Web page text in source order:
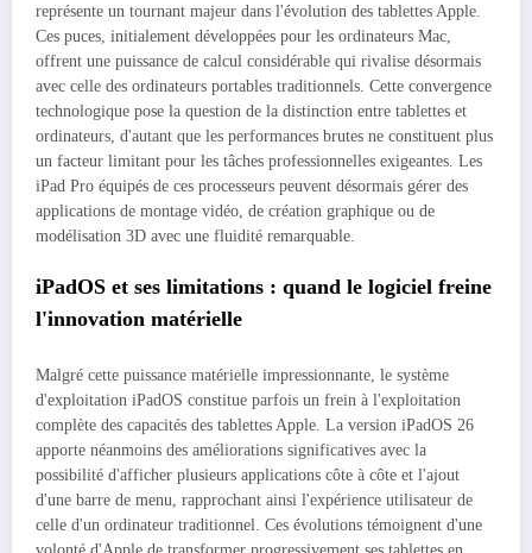
représente un tournant majeur dans l'évolution des tablettes Apple.
Ces puces, initialement développées pour les ordinateurs Mac,
offrent une puissance de calcul considérable qui rivalise désormais
avec celle des ordinateurs portables traditionnels. Cette convergence
technologique pose la question de la distinction entre tablettes et
ordinateurs, d'autant que les performances brutes ne constituent plus
un facteur limitant pour les tâches professionnelles exigeantes. Les
iPad Pro équipés de ces processeurs peuvent désormais gérer des
applications de montage vidéo, de création graphique ou de
modélisation 3D avec une fluidité remarquable.
iPadOS et ses limitations : quand le logiciel freine
l'innovation matérielle
Malgré cette puissance matérielle impressionnante, le système
d'exploitation iPadOS constitue parfois un frein à l'exploitation
complète des capacités des tablettes Apple. La version iPadOS 26
apporte néanmoins des améliorations significatives avec la
possibilité d'afficher plusieurs applications côte à côte et l'ajout
d'une barre de menu, rapprochant ainsi l'expérience utilisateur de
celle d'un ordinateur traditionnel. Ces évolutions témoignent d'une